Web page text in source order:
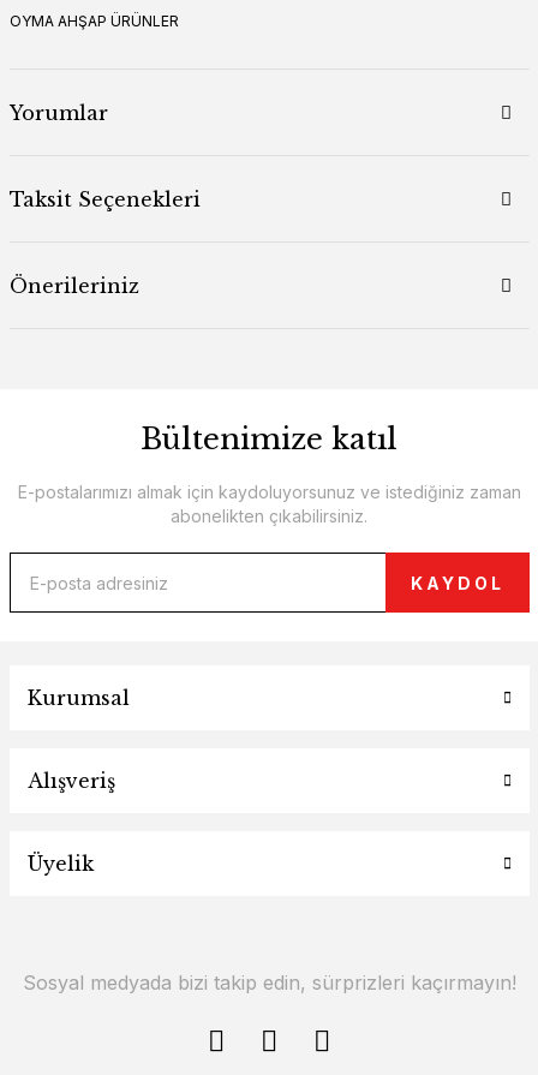
OYMA AHŞAP ÜRÜNLER
Yorumlar
Taksit Seçenekleri
Önerileriniz
Bültenimize katıl
E-postalarımızı almak için kaydoluyorsunuz ve istediğiniz zaman
abonelikten çıkabilirsiniz.
KAYDOL
Kurumsal
Alışveriş
Üyelik
Sosyal medyada bizi takip edin, sürprizleri kaçırmayın!